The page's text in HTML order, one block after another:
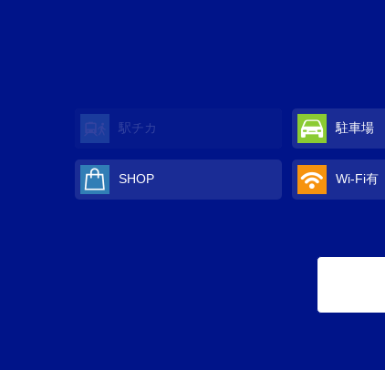
駅チカ 駐車場
SHOP Wi-Fi有